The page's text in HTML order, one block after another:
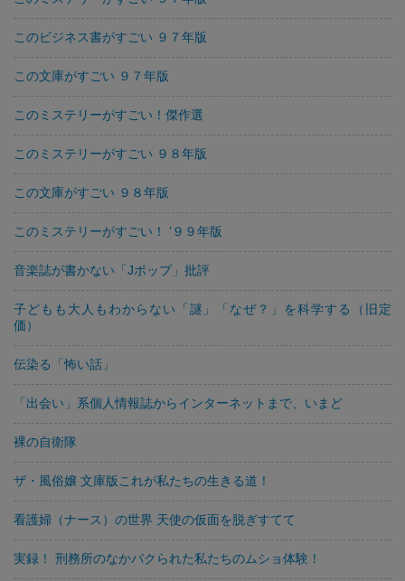
このビジネス書がすごい ９７年版
この文庫がすごい ９７年版
このミステリーがすごい！傑作選
このミステリーがすごい ９８年版
この文庫がすごい ９８年版
このミステリーがすごい！ ’９９年版
音楽誌が書かない「Jポップ」批評
子どもも大人もわからない「謎」「なぜ？」を科学する（旧定
価）
伝染る「怖い話」
「出会い」系個人情報誌からインターネットまで、いまど
裸の自衛隊
ザ・風俗嬢 文庫版これが私たちの生きる道！
看護婦（ナース）の世界 天使の仮面を脱ぎすてて
実録！ 刑務所のなかパクられた私たちのムショ体験！